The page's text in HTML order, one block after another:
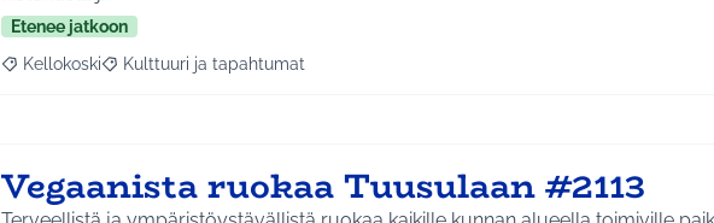
Etenee jatkoon
Rajaa tulokset aihepiirin mukaan: Kellokoski
Kellokoski Rajaa tulokset teeman mukaan: Kulttuuri ja tapahtumat
Kulttuuri ja tapahtumat
Vegaanista ruokaa Tuusulaan #2113